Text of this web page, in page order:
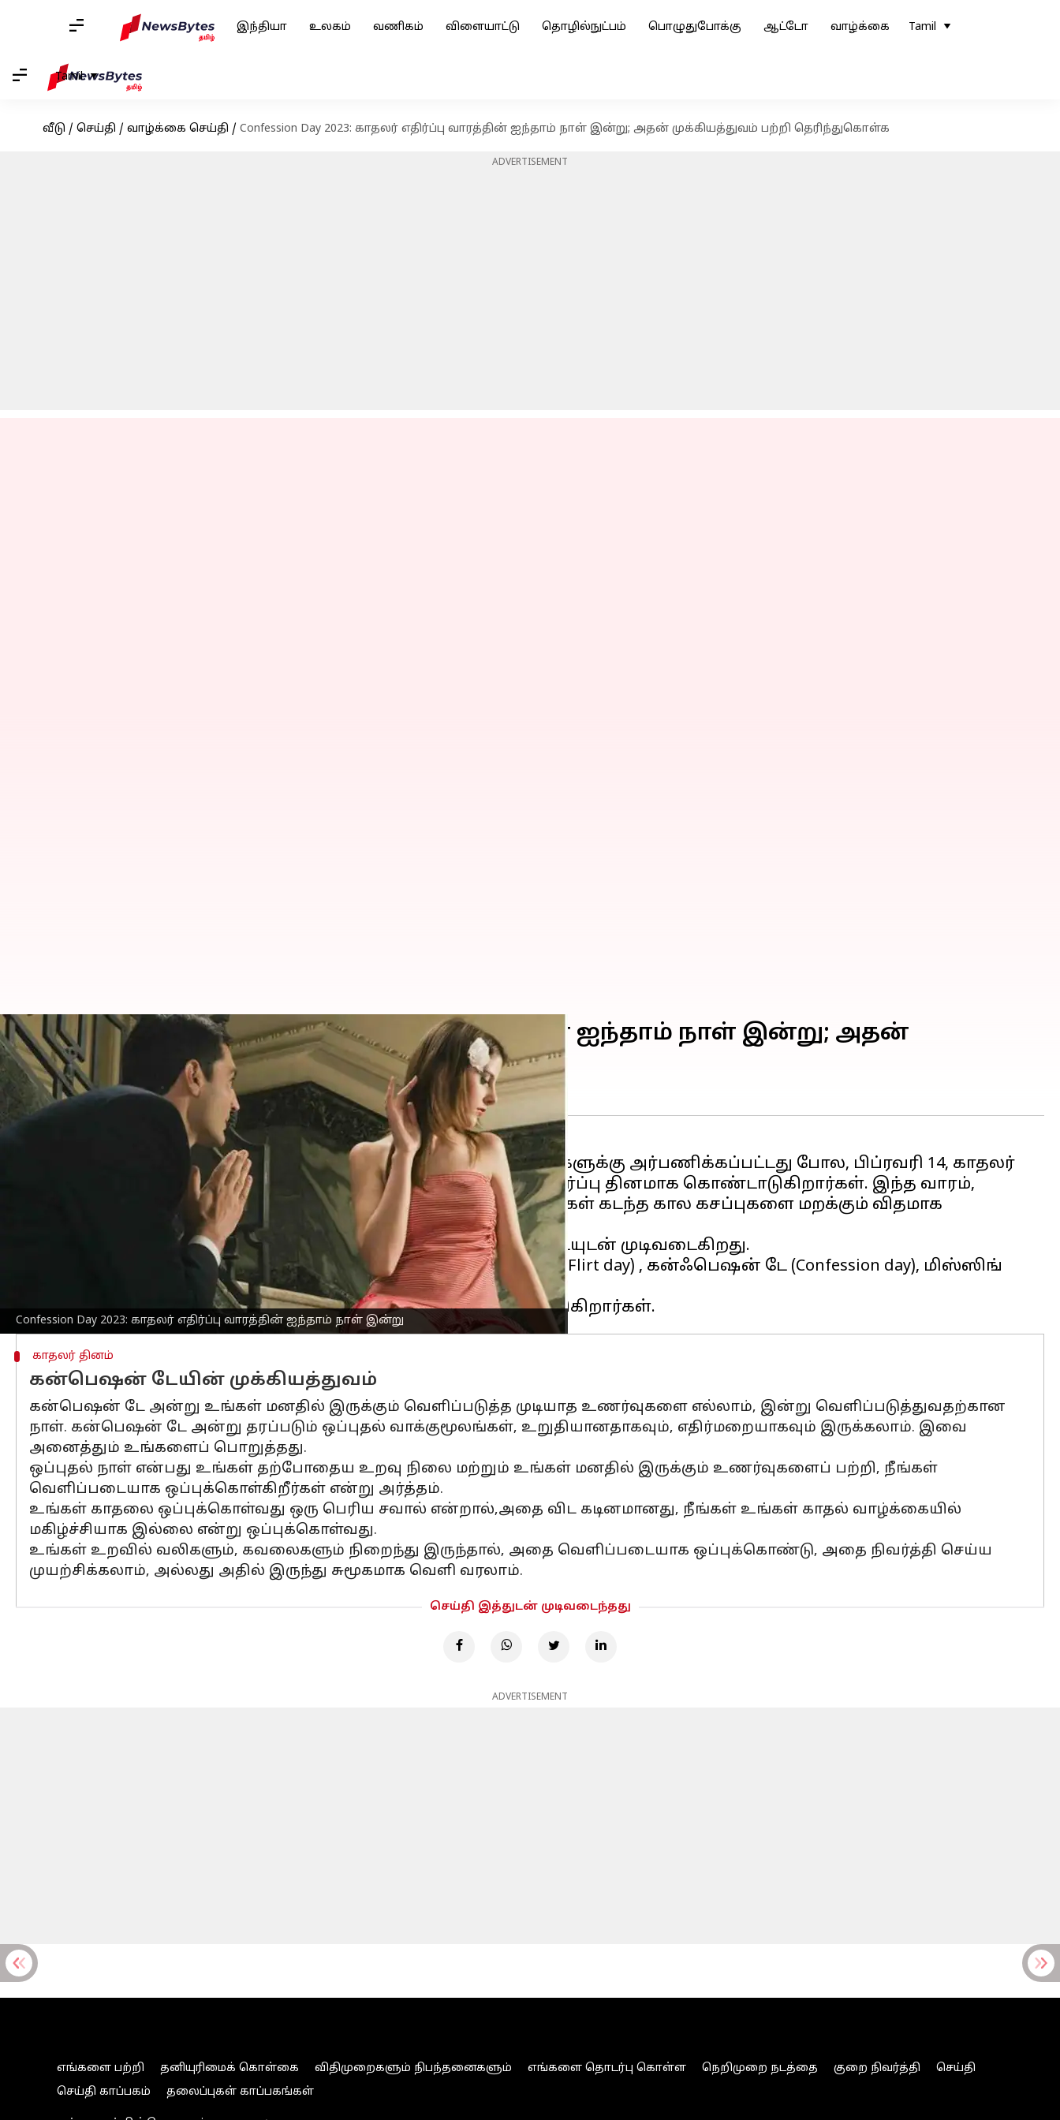
இந்தியா உலகம் வணிகம் விளையாட்டு தொழில்நுட்பம் பொழுதுபோக்கு ஆட்டோ வாழ்க்கை Tamil
Tamil
வீடு / செய்தி / வாழ்க்கை செய்தி / Confession Day 2023: காதலர் எதிர்ப்பு வாரத்தின் ஐந்தாம் நாள் இன்று; அதன் முக்கியத்துவம் பற்றி தெரிந்துகொள்க
ADVERTISEMENT
Confession Day 2023: காதலர் எதிர்ப்பு வாரத்தின் ஐந்தாம் நாள் இன்று
Confession Day 2023: காதலர் எதிர்ப்பு வாரத்தின் ஐந்தாம் நாள் இன்று; அதன்
முக்கியத்துவம் பற்றி தெரிந்துகொள்க
எழுதியவர் Venkatalakshmi V Feb 19, 2023 09:30 am
காதலர் தினத்துடன் முடிவடைந்த காதலர் வாரம் முழுவதும் காதலர்களுக்கு அர்பணிக்கப்பட்டது போல, பிப்ரவரி 14, காதலர்
தினத்திற்குப் பிறகு வரும் ஒரு வாரம் முழுவதும் மக்கள்,காதலர் எதிர்ப்பு தினமாக கொண்டாடுகிறார்கள். இந்த வாரம்,
காதலில் தோல்வியுற்றவர்கள், சிங்கிள்கள், பிரிந்த காதலர்கள், தங்கள் கடந்த கால கசப்புகளை மறக்கும் விதமாக
இது ஸ்லாப் டே(Slap day) தொடங்கி, பிப்ரவரி 21 அன்று பிரேக்அப் டேயுடன் முடிவடைகிறது.
இடையில் கிக் டே(Kick day), பெர்ஃப்யூம் டே(Perfume day), ஃப்ளர்ட் டே(Flirt day) , கன்ஃபெஷன் டே (Confession day), மிஸ்ஸிங்
டே(missing day) என்று கொண்டாடப்படுகிறது.
காதலர் தினம்
கன்பெஷன் டேயின் முக்கியத்துவம்
கன்பெஷன் டே அன்று உங்கள் மனதில் இருக்கும் வெளிப்படுத்த முடியாத உணர்வுகளை எல்லாம், இன்று வெளிப்படுத்துவதற்கான
நாள். கன்பெஷன் டே அன்று தரப்படும் ஒப்புதல் வாக்குமூலங்கள், உறுதியானதாகவும், எதிர்மறையாகவும் இருக்கலாம். இவை
அனைத்தும் உங்களைப் பொறுத்தது.
ஒப்புதல் நாள் என்பது உங்கள் தற்போதைய உறவு நிலை மற்றும் உங்கள் மனதில் இருக்கும் உணர்வுகளைப் பற்றி, நீங்கள்
வெளிப்படையாக ஒப்புக்கொள்கிறீர்கள் என்று அர்த்தம்.
உங்கள் காதலை ஒப்புக்கொள்வது ஒரு பெரிய சவால் என்றால்,அதை விட கடினமானது, நீங்கள் உங்கள் காதல் வாழ்க்கையில்
மகிழ்ச்சியாக இல்லை என்று ஒப்புக்கொள்வது.
உங்கள் உறவில் வலிகளும், கவலைகளும் நிறைந்து இருந்தால், அதை வெளிப்படையாக ஒப்புக்கொண்டு, அதை நிவர்த்தி செய்ய
முயற்சிக்கலாம், அல்லது அதில் இருந்து சுமூகமாக வெளி வரலாம்.
செய்தி இத்துடன் முடிவடைந்தது
ADVERTISEMENT
எங்களை பற்றி தனியுரிமைக் கொள்கை விதிமுறைகளும் நிபந்தனைகளும் எங்களை தொடர்பு கொள்ள நெறிமுறை நடத்தை குறை நிவர்த்தி
செய்தி
செய்தி காப்பகம்
தலைப்புகள் காப்பகங்கள்